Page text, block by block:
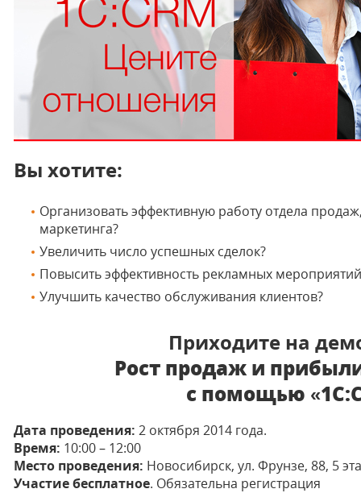
Вы хотите:
Организовать эффективную работу отдела
маркетинга?
Увеличить число успешных сделок?
Повысить эффективность рекламных
Улучшить качество обслуживания клиентов?
Приходите на
Рост продаж и
с помощью
Дата проведения: 2 октября 2014 года.
Время: 10:00 – 12:00
Место проведения: Новосибирск, ул. Фрунзе, 88, 5
Участие бесплатное. Обязательна регистрация